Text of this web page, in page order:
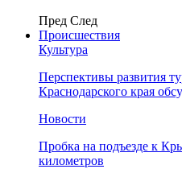
Пред След
Происшествия
Культура
Перспективы развития
Краснодарского края
Новости
Пробка на подъезде к
километров